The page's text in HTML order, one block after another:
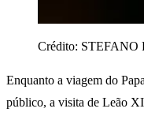
Crédito: STEFANO
Enquanto a viagem do
público, a visita de Leão